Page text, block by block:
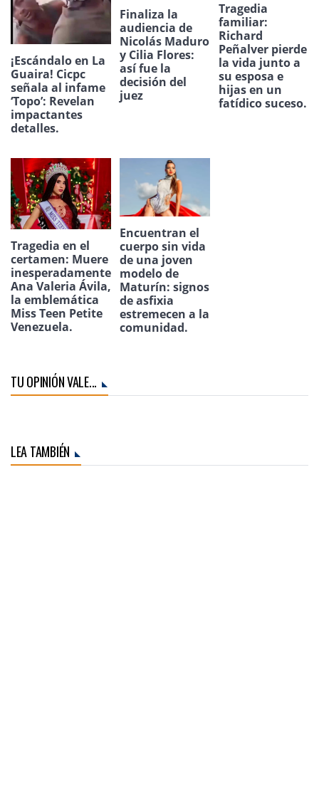
¡Escándalo en La
Guaira! Cicpc
señala al infame
‘Topo’: Revelan
impactantes
detalles.
Finaliza la
audiencia de
Nicolás Maduro
y Cilia Flores:
así fue la
decisión del
juez
Tragedia
familiar:
Richard
Peñalver pierde
la vida junto a
su esposa e
hijas en un
fatídico suceso.
Tragedia en el
certamen: Muere
inesperadamente
Ana Valeria Ávila,
la emblemática
Miss Teen Petite
Venezuela.
Encuentran el
cuerpo sin vida
de una joven
modelo de
Maturín: signos
de asfixia
estremecen a la
comunidad.
TU OPINIÓN VALE...
LEA TAMBIÉN